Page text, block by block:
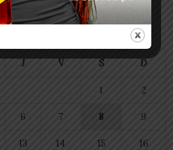
J V S D
1 2
6 7 8 9
13 14 15 16